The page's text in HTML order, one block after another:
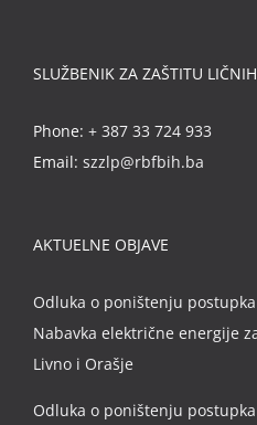
SLUŽBENIK ZA ZAŠTITU
Phone: + 387 33 724 933
Email: szzlp@rbfbih.ba
AKTUELNE OBJAVE
Odluka o poništenju
Nabavka električne energije
Livno i Orašje
Odluka o poništenju